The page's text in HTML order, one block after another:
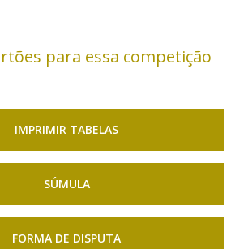
para essa competição
IMPRIMIR TABELAS
SÚMULA
FORMA DE DISPUTA